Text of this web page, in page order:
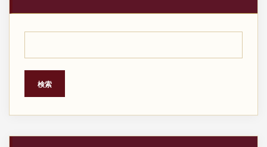
ジ
送
り
検索